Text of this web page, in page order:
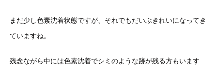
まだ少し色素沈着状態ですが、それでもだいぶきれいになってき
ていますね。
残念ながら中には色素沈着でシミのような跡が残る方もいます